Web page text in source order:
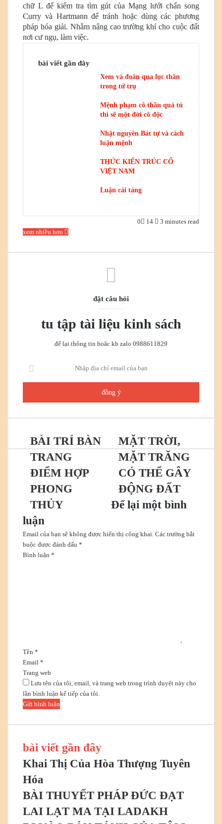
chữ L để kiểm tra tìm gút của Mạng lưới chấn song
Curry và Hartmann để tránh hoặc dùng các phương
pháp hóa giải. Nhằm nâng cao trường khí cho cuộc đất
nơi cư ngụ, làm việc.
bài viết gần đây
Xem và đoán qua lục thân
trong tứ trụ
Mệnh phạm cô thần quả tú
thì sẽ một đời cô độc
Nhật nguyên Bát tự và cách
luận mệnh
THỨC KIẾN TRÚC CỔ
VIỆT NAM
Luận cải táng
0 14
3 minutes read
xem nhiều hơn
đặt câu hỏi
tu tập tài liệu kinh sách
để lại thông tin hoăc kb zalo 0988611829
địa
chỉ
của
BÀI TRÍ BÀN
TRANG
ĐIỂM HỢP
PHONG
THỦY
MẶT TRỜI,
MẶT TRĂNG
CÓ THỂ GÂY
ĐỘNG ĐẤT
Để lại một bình
luận
Email của bạn sẽ không được hiển thị công khai. Các trường bắt
buộc được đánh dấu *
Bình luận *
Tên *
Email *
Trang web
Lưu tên của tôi, email, và trang web trong trình duyệt này cho
lần bình luận kế tiếp của tôi.
bài viết gần đây
Khai Thị Của Hòa Thượng Tuyên
Hóa
BÀI THUYẾT PHÁP ĐỨC ĐẠT
LAI LẠT MA TẠI LADAKH